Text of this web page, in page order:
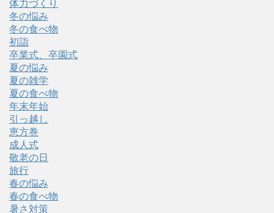
体力づくり
冬の悩み
冬の食べ物
初詣
卒業式、卒園式
夏の悩み
夏の雑学
夏の食べ物
年末年始
引っ越し
恵方巻
成人式
敬老の日
旅行
春の悩み
春の食べ物
暑さ対策